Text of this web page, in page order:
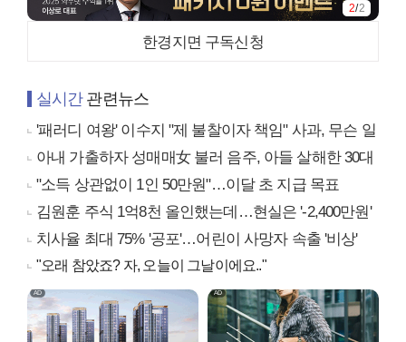
1/2
한경지면 구독신청
실시간관련뉴스
'패러디 여왕' 이수지 "제 불찰이자 책임" 사과, 무슨 일
아내 가출하자 성매매女 불러 음주, 아들 살해한 30대
"소득 상관없이 1인 50만원"…이달 초 지급 목표
김원훈 주식 1억8천 올인했는데…현실은 '-2,400만원'
치사율 최대 75% '공포'…어린이 사망자 속출 '비상'
"오래 참았죠? 자, 오늘이 그날이에요.."